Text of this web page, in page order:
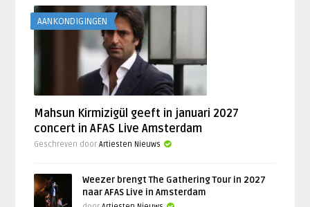
AANKONDIGINGEN
Mahsun Kirmizigül geeft in januari 2027
concert in AFAS Live Amsterdam
Geschreven doorArtiesten Nieuws
Weezer brengt The Gathering Tour in 2027
naar AFAS Live in Amsterdam